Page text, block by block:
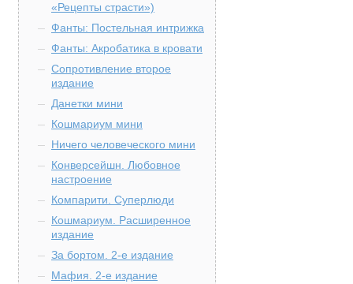
«Рецепты страсти»)
Фанты: Постельная интрижка
Фанты: Акробатика в кровати
Сопротивление второе
издание
Данетки мини
Кошмариум мини
Ничего человеческого мини
Конверсейшн. Любовное
настроение
Компарити. Суперлюди
Кошмариум. Расширенное
издание
За бортом. 2-е издание
Мафия. 2-е издание